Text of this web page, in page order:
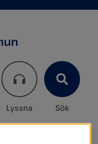
Lyssna Sök